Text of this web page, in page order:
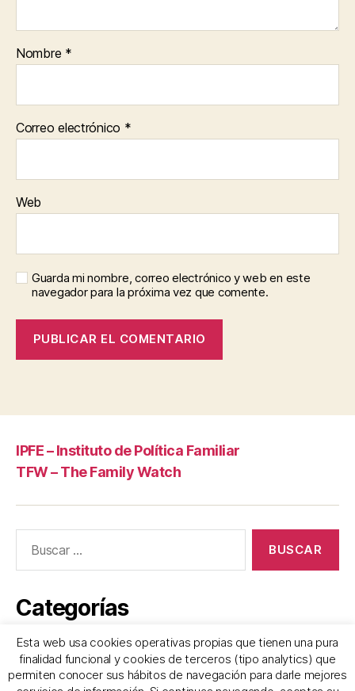
Nombre *
Correo electrónico *
Web
Guarda mi nombre, correo electrónico y web en este
navegador para la próxima vez que comente.
IPFE – Instituto de Política Familiar
TFW – The Family Watch
Categorías
Frases
Esta web usa cookies operativas propias que tienen una pura
finalidad funcional y cookies de terceros (tipo analytics) que
permiten conocer sus hábitos de navegación para darle mejores